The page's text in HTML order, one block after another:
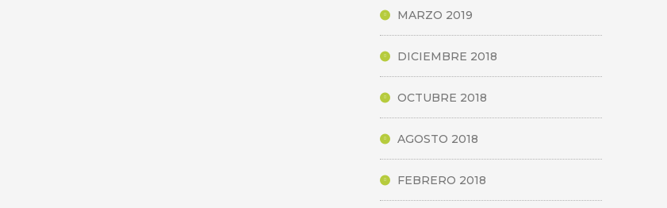
MARZO 2019
DICIEMBRE 2018
OCTUBRE 2018
AGOSTO 2018
FEBRERO 2018